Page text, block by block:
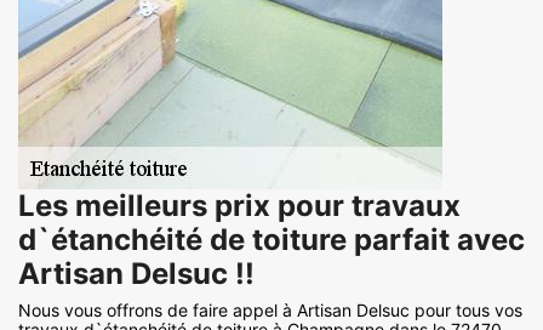
Les meilleurs prix pour travaux
d`étanchéité de toiture parfait avec
Artisan Delsuc !!
Nous vous offrons de faire appel à Artisan Delsuc pour tous vos